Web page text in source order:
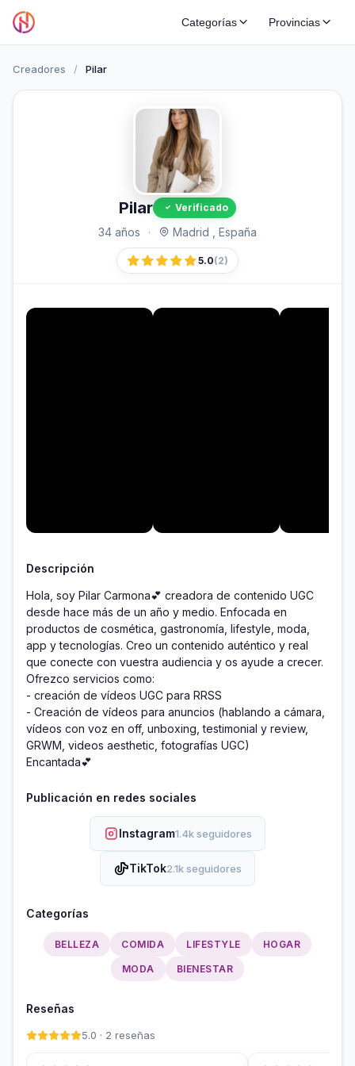
Categorías Provincias
Creadores / Pilar
Pilar Verificado
34 años · Madrid , España
5.0(2)
Descripción
Hola, soy Pilar Carmona💕 creadora de contenido UGC
desde hace más de un año y medio. Enfocada en
productos de cosmética, gastronomía, lifestyle, moda,
app y tecnologías. Creo un contenido auténtico y real
que conecte con vuestra audiencia y os ayude a crecer.
Ofrezco servicios como:
- creación de vídeos UGC para RRSS
- Creación de vídeos para anuncios (hablando a cámara,
vídeos con voz en off, unboxing, testimonial y review,
GRWM, videos aesthetic, fotografías UGC)
Encantada💕
Publicación en redes sociales
Instagram1.4k seguidores
TikTok2.1k seguidores
Categorías
BELLEZA COMIDA LIFESTYLE HOGAR
MODA BIENESTAR
Reseñas
5.0 · 2 reseñas